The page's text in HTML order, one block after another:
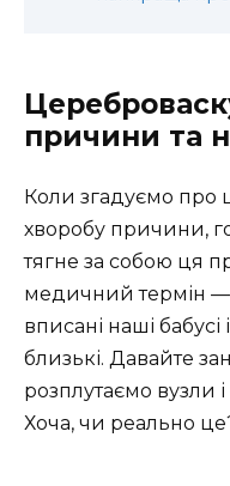
причини та
Коли згадуємо про
хворобу причини,
тягне за собою ця
медичний термін —
вписані наші бабусі
близькі. Давайте
розплутаємо вузли
Хоча, чи реально